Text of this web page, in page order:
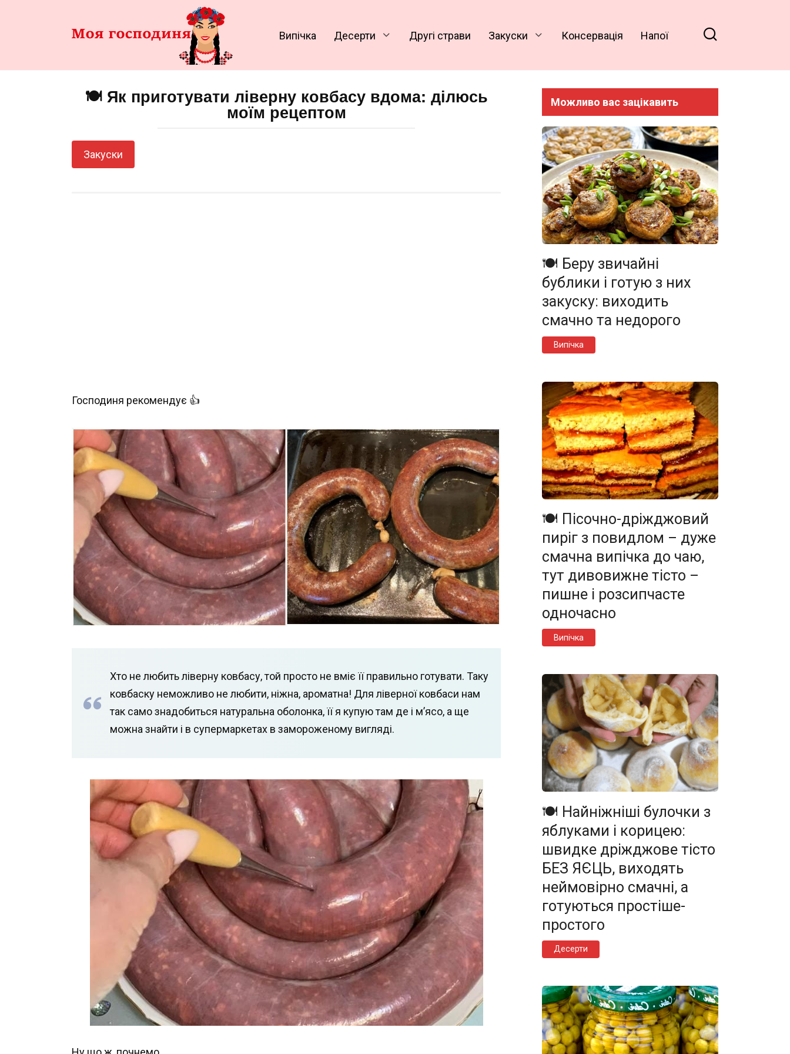
Випічка Десерти Другі страви Закуски Консервація Напої
🍽️ Як приготувати ліверну ковбасу вдома: ділюсь
моїм рецептом
Закуски
Господиня рекомендує 👍
Хто не любить ліверну ковбасу, той просто не вміє її правильно готувати. Таку
ковбаску неможливо не любити, ніжна, ароматна! Для ліверної ковбаси нам
так само знадобиться натуральна оболонка, її я купую там де і м’ясо, а ще
можна знайти і в супермаркетах в замороженому вигляді.
Можливо вас зацікавить
🍽️ Беру звичайні
бублики і готую з них
закуску: виходить
смачно та недорого
Випічка
🍽️ Пісочно-дріжджовий
пиріг з повидлом – дуже
смачна випічка до чаю,
тут дивовижне тісто –
пишне і розсипчасте
одночасно
Випічка
🍽️ Найніжніші булочки з
яблуками і корицею:
швидке дріжджове тісто
БЕЗ ЯЄЦЬ, виходять
неймовірно смачні, а
готуються простіше-
простого
Десерти